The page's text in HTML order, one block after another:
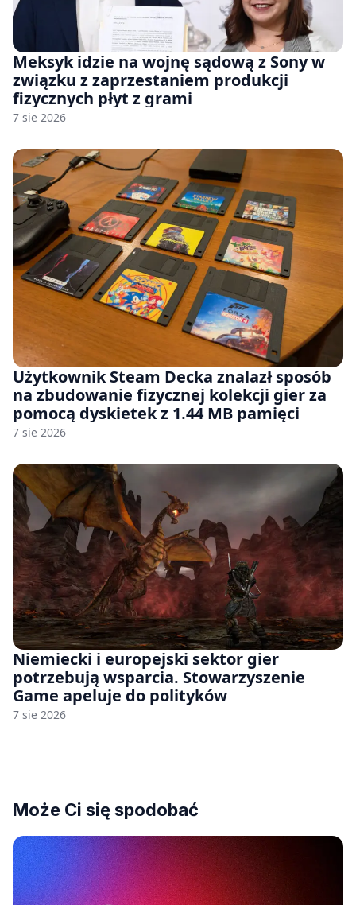
Meksyk idzie na wojnę sądową z Sony w
związku z zaprzestaniem produkcji
fizycznych płyt z grami
7 sie 2026
Użytkownik Steam Decka znalazł sposób
na zbudowanie fizycznej kolekcji gier za
pomocą dyskietek z 1.44 MB pamięci
7 sie 2026
Niemiecki i europejski sektor gier
potrzebują wsparcia. Stowarzyszenie
Game apeluje do polityków
7 sie 2026
Może Ci się spodobać